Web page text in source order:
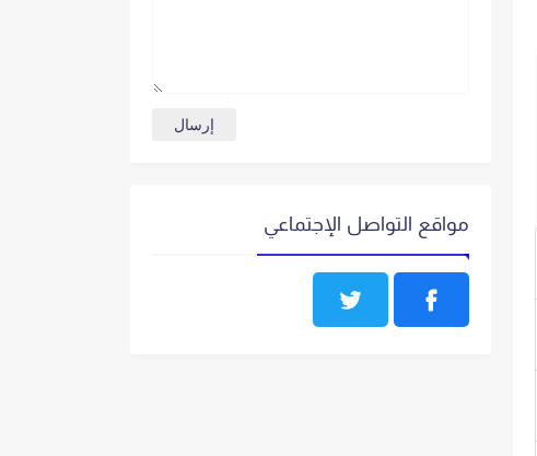
مواقع التواصل الإجتماعي